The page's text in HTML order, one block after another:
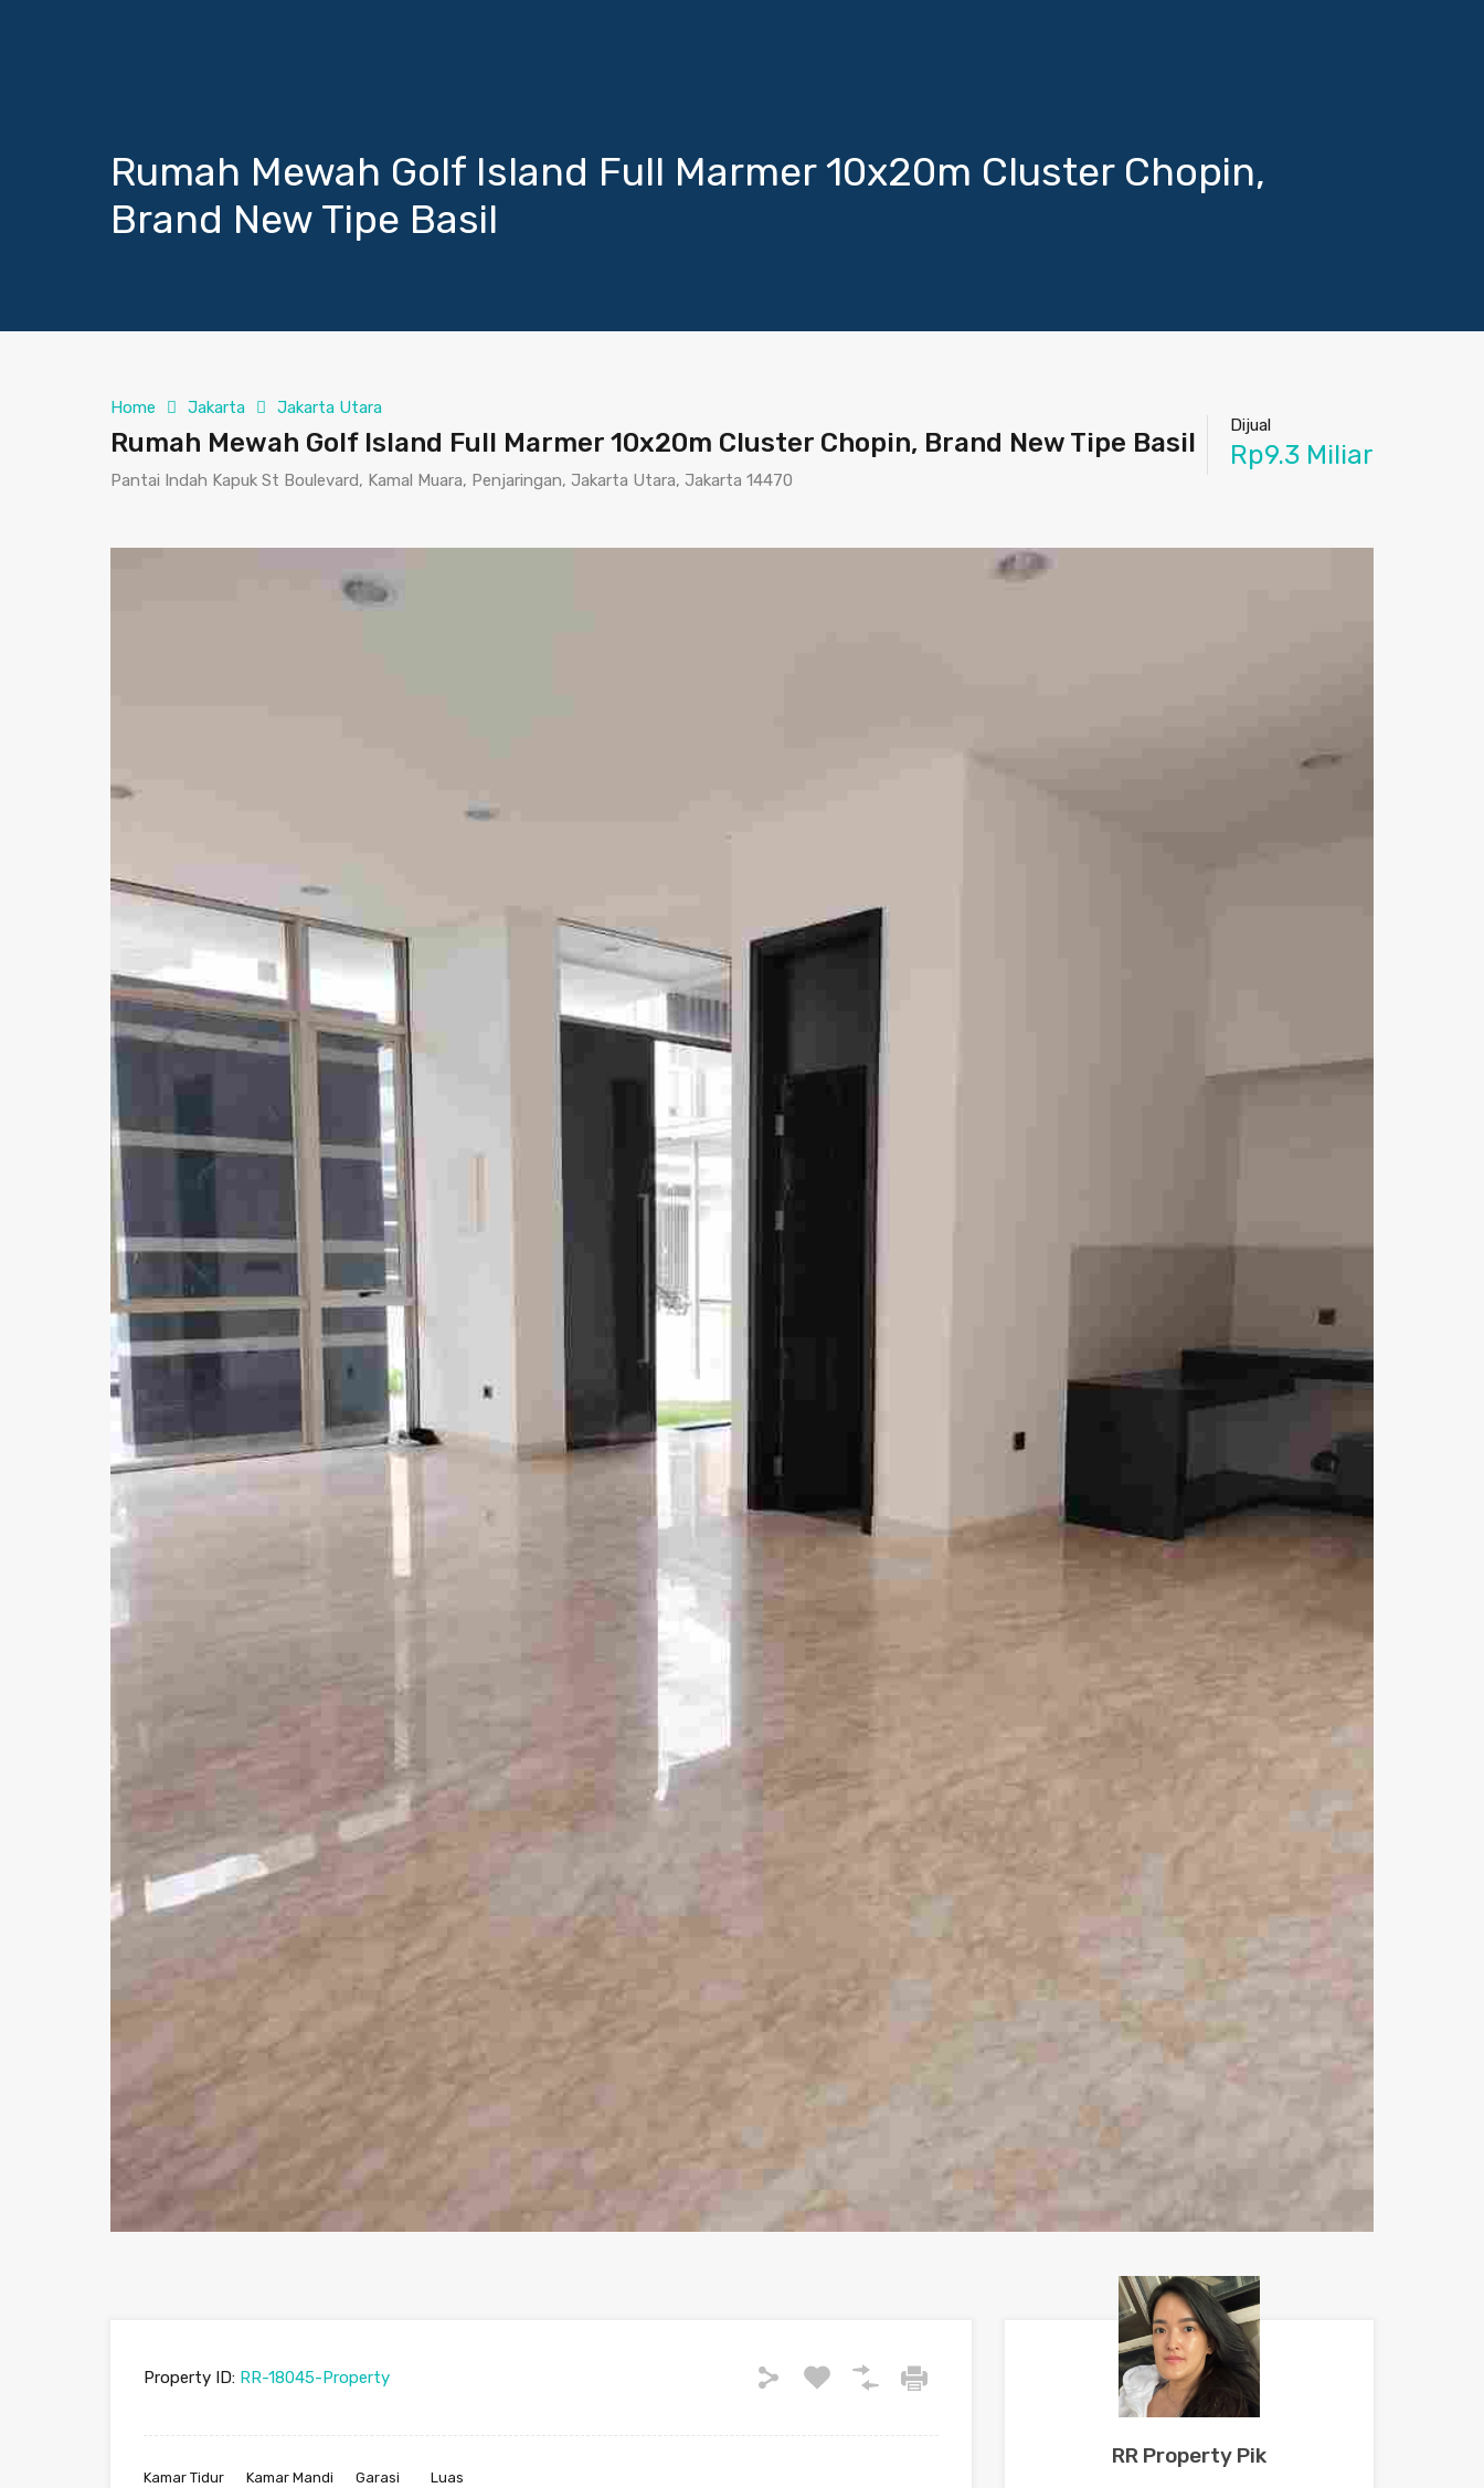
Rumah Mewah Golf Island Full Marmer 10x20m Cluster Chopin,
Brand New Tipe Basil
Home Jakarta Jakarta Utara
Rumah Mewah Golf Island Full Marmer 10x20m Cluster Chopin, Brand New Tipe Basil
Pantai Indah Kapuk St Boulevard, Kamal Muara, Penjaringan, Jakarta Utara, Jakarta 14470
Dijual
Rp9.3 Miliar
Property ID: RR-18045-Property
Kamar Tidur Kamar Mandi Garasi Luas
RR Property Pik